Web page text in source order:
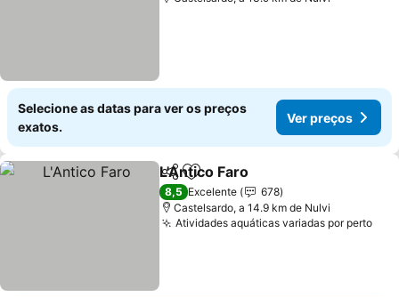
Selecione as datas para ver os preços
exatos.
Ver preços
PartilharAdicionar aos favoritos
L'Antico Faro
8,5 Excelente
678
Castelsardo, a 14.9 km de Nulvi
Atividades aquáticas variadas por perto